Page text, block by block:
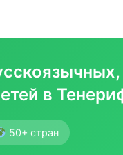
в
50+ стран